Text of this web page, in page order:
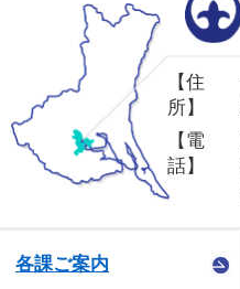
【住
所】
【電
話】
各課ご案内